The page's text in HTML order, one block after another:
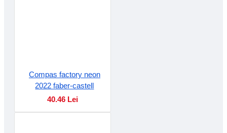
Compas factory neon
2022 faber-castell
40.46 Lei